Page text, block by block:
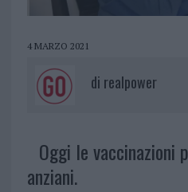
4 MARZO 2021
di realpower
Oggi le vaccinazioni
anziani.